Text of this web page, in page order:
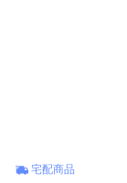
宅配商品